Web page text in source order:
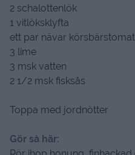
2 schalottenlök
1 vitlöksklyfta
ett par nävar
3 lime
3 msk vatten
2 1/2 msk fisksås
Toppa med jordnötter
Gör så här: